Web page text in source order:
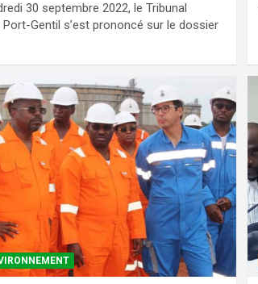
30 septembre 2022, le Tribunal
Gentil s’est prononcé sur le dossier